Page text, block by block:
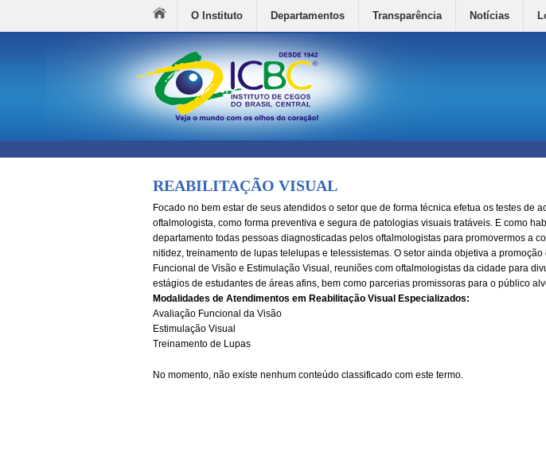
O Instituto Departamentos Transparência Notícias
REABILITAÇÃO VISUAL
Focado no bem estar de seus atendidos o setor que de forma técnica efetua os testes de
oftalmologista, como forma preventiva e segura de patologias visuais tratáveis. E como
departamento todas pessoas diagnosticadas pelos oftalmologistas para promovermos a
nitidez, treinamento de lupas telelupas e telessistemas. O setor ainda objetiva a
Funcional de Visão e Estimulação Visual, reuniões com oftalmologistas da cidade para
estágios de estudantes de áreas afins, bem como parcerias promissoras para o público
Modalidades de Atendimentos em Reabilitação Visual Especializados:
Avaliação Funcional da Visão
Estimulação Visual
Treinamento de Lupas
No momento, não existe nenhum conteúdo classificado com este termo.